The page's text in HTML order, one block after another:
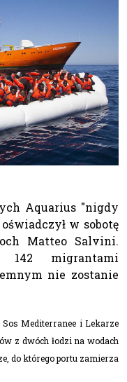
Aquarius "nigdy
w sobotę
Matteo Salvini.
142 migrantami
nie zostanie
Mediterranee i Lekarze
z dwóch łodzi na wodach
do którego portu zamierza